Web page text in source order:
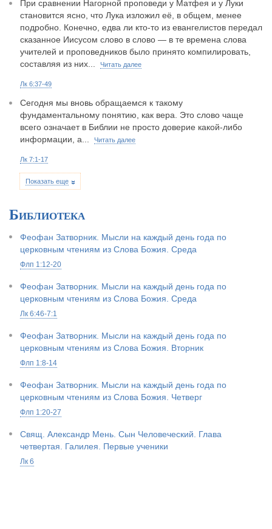
При сравнении Нагорной проповеди у Матфея и у Луки
становится ясно, что Лука изложил её, в общем, менее
подробно. Конечно, едва ли кто-то из евангелистов передал
сказанное Иисусом слово в слово — в те времена слова
учителей и проповедников было принято компилировать,
составляя из них...
Читать далее
Лк 6:37-49
Сегодня мы вновь обращаемся к такому
фундаментальному понятию, как вера. Это слово чаще
всего означает в Библии не просто доверие какой-либо
информации, а...
Читать далее
Лк 7:1-17
Показать еще
Библиотека
Феофан Затворник. Мысли на каждый день года по
церковным чтениям из Слова Божия. Среда
Флп 1:12-20
Феофан Затворник. Мысли на каждый день года по
церковным чтениям из Слова Божия. Среда
Лк 6:46-7:1
Феофан Затворник. Мысли на каждый день года по
церковным чтениям из Слова Божия. Вторник
Флп 1:8-14
Феофан Затворник. Мысли на каждый день года по
церковным чтениям из Слова Божия. Четверг
Флп 1:20-27
Свящ. Александр Мень. Сын Человеческий. Глава
четвертая. Галилея. Первые ученики
Лк 6